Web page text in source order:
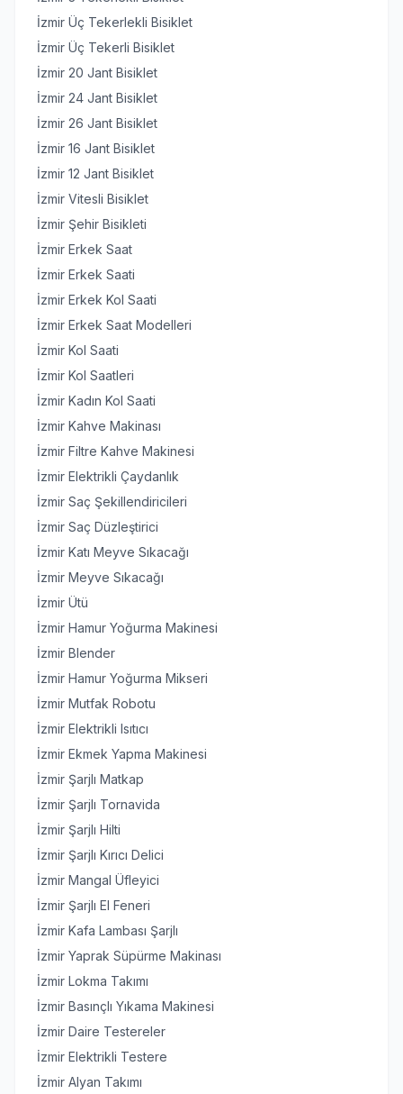
İzmir Üç Tekerlekli Bisiklet
İzmir Üç Tekerli Bisiklet
İzmir 20 Jant Bisiklet
İzmir 24 Jant Bisiklet
İzmir 26 Jant Bisiklet
İzmir 16 Jant Bisiklet
İzmir 12 Jant Bisiklet
İzmir Vitesli Bisiklet
İzmir Şehir Bisikleti
İzmir Erkek Saat
İzmir Erkek Saati
İzmir Erkek Kol Saati
İzmir Erkek Saat Modelleri
İzmir Kol Saati
İzmir Kol Saatleri
İzmir Kadın Kol Saati
İzmir Kahve Makinası
İzmir Filtre Kahve Makinesi
İzmir Elektrikli Çaydanlık
İzmir Saç Şekillendiricileri
İzmir Saç Düzleştirici
İzmir Katı Meyve Sıkacağı
İzmir Meyve Sıkacağı
İzmir Ütü
İzmir Hamur Yoğurma Makinesi
İzmir Blender
İzmir Hamur Yoğurma Mikseri
İzmir Mutfak Robotu
İzmir Elektrikli Isıtıcı
İzmir Ekmek Yapma Makinesi
İzmir Şarjlı Matkap
İzmir Şarjlı Tornavida
İzmir Şarjlı Hilti
İzmir Şarjlı Kırıcı Delici
İzmir Mangal Üfleyici
İzmir Şarjlı El Feneri
İzmir Kafa Lambası Şarjlı
İzmir Yaprak Süpürme Makinası
İzmir Lokma Takımı
İzmir Basınçlı Yıkama Makinesi
İzmir Daire Testereler
İzmir Elektrikli Testere
İzmir Alyan Takımı